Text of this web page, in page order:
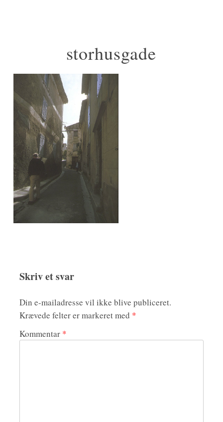
storhusgade
Skriv et svar
Din e-mailadresse vil ikke blive publiceret.
Krævede felter er markeret med *
Kommentar *